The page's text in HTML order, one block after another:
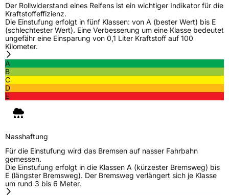
Der Rollwiderstand eines Reifens ist ein wichtiger Indikator für die
Kraftstoffeffizienz.
Die Einstufung erfolgt in fünf Klassen: von A (bester Wert) bis E
(schlechtester Wert). Eine Verbesserung um eine Klasse bedeutet
ungefähr eine Einsparung von 0,1 Liter Kraftstoff auf 100
Kilometer.
A
B
C
D
E
Nasshaftung
Für die Einstufung wird das Bremsen auf nasser Fahrbahn
gemessen.
Die Einstufung erfolgt in die Klassen A (kürzester Bremsweg) bis
E (längster Bremsweg). Der Bremsweg verlängert sich je Klasse
um rund 3 bis 6 Meter.